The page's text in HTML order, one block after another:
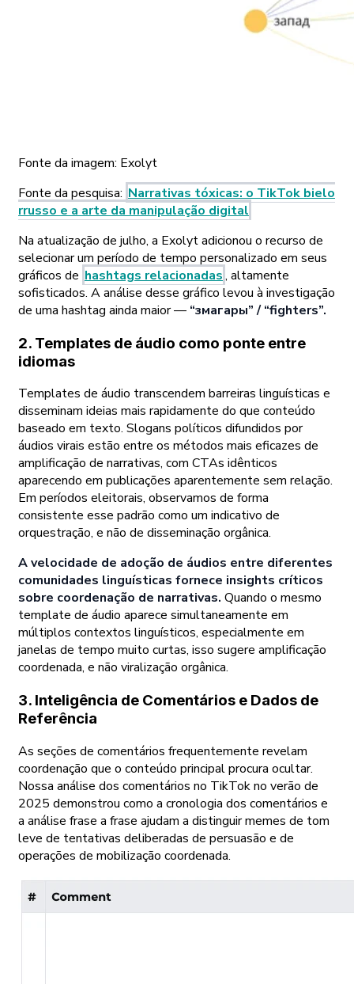
Fonte da imagem: Exolyt
Fonte da pesquisa: Narrativas tóxicas: o TikTok bielo
rrusso e a arte da manipulação digital
Na atualização de julho, a Exolyt adicionou o recurso de
selecionar um período de tempo personalizado em seus
gráficos de hashtags relacionadas, altamente
sofisticados. A análise desse gráfico levou à investigação
de uma hashtag ainda maior — “змагары” / “fighters”.
2. Templates de áudio como ponte entre
idiomas
Templates de áudio transcendem barreiras linguísticas e
disseminam ideias mais rapidamente do que conteúdo
baseado em texto. Slogans políticos difundidos por
áudios virais estão entre os métodos mais eficazes de
amplificação de narrativas, com CTAs idênticos
aparecendo em publicações aparentemente sem relação.
Em períodos eleitorais, observamos de forma
consistente esse padrão como um indicativo de
orquestração, e não de disseminação orgânica.
A velocidade de adoção de áudios entre diferentes
comunidades linguísticas fornece insights críticos
sobre coordenação de narrativas. Quando o mesmo
template de áudio aparece simultaneamente em
múltiplos contextos linguísticos, especialmente em
janelas de tempo muito curtas, isso sugere amplificação
coordenada, e não viralização orgânica.
3. Inteligência de Comentários e Dados de
Referência
As seções de comentários frequentemente revelam
coordenação que o conteúdo principal procura ocultar.
Nossa análise dos comentários no TikTok no verão de
2025 demonstrou como a cronologia dos comentários e
a análise frase a frase ajudam a distinguir memes de tom
leve de tentativas deliberadas de persuasão e de
operações de mobilização coordenada.